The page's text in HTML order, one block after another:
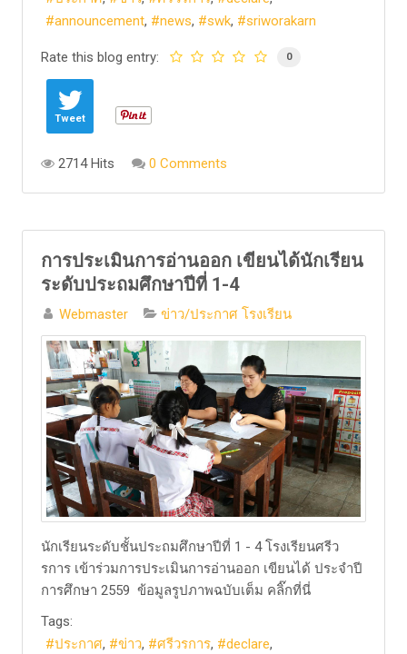
announcement
news swk sriworakarn
Rate this blog entry: 0
Tweet
2714 Hits 0 Comments
การประเมินการอ่านออก เขียนได้นักเรียน
ระดับประถมศึกษาปีที่ 1-4
Webmaster ข่าว/ประกาศ โรงเรียน
​นักเรียนระดับชั้นประถมศึกษาปีที่ 1 - 4 โรงเรียนศรีว
รการ เข้าร่วมการประเมินการอ่านออก เขียนได้ ประจำปี
การศึกษา 2559 ​ข้อมูลรูปภาพฉบับเต็ม คลิ๊กที่นี่
Tags:
ประกาศ
ข่าว ศรีวรการ
declare